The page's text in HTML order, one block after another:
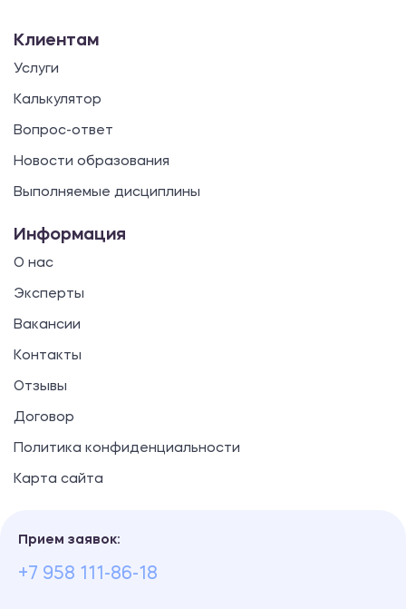
Клиентам
Услуги
Калькулятор
Вопрос-ответ
Новости образования
Выполняемые дисциплины
Информация
О нас
Эксперты
Вакансии
Контакты
Отзывы
Договор
Политика конфиденциальности
Карта сайта
Прием заявок:
+7 958 111-86-18